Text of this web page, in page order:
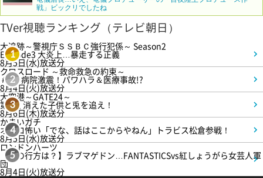
戦」ビックリでしたね
TVer視聴ランキング（テレビ朝日）
1
大追跡～警視庁ＳＳＢＣ強行犯係～ Season2
Episode3 大炎上…暴走する正義
8月5日(水)放送分
2
クロスロード ～救命救急の約束～
＃5 病院激震！パワハラ＆医療事故!?
8月4日(火)放送分
3
大空港～GATE24～
第3話 消えた子供と兎を追え！
8月6日(木)放送分
4
かまいガチ
オモロ怖い「でな、話はここからやねん」トラビス松倉参戦！
8月5日(水)放送分
5
ロンドンハーツ
【恋の行方は？】ラブマゲドン…FANTASTICSvs紅しょうがら女芸人軍
団
8月4日(火)放送分